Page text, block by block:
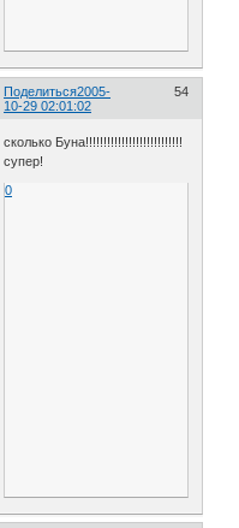
Поделиться 54
2005-
10-29 02:01:02
сколько Буна!!!!!!!!!!!!!!!!!!!!!!!!!!!
супер!
0